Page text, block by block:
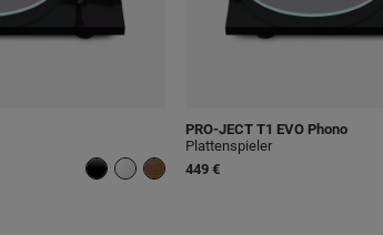
PRO-JECT T1 EVO Phono
Plattenspieler
449 €